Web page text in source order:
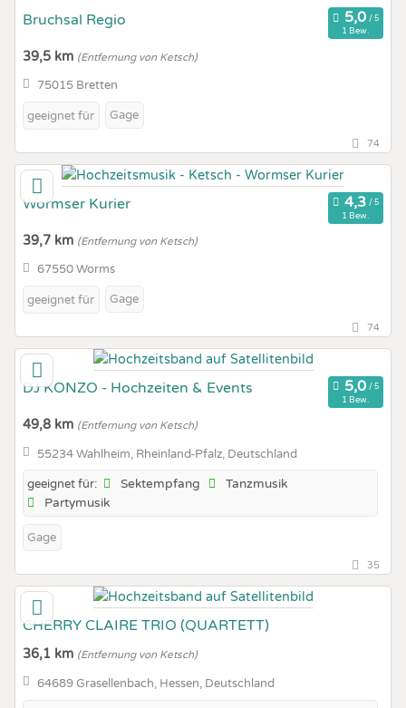
Bruchsal Regio
1 Bew.
39,5 km (Entfernung von Ketsch)
75015 Bretten
geeignet für Gage
74
Wormser Kurier
1 Bew.
39,7 km (Entfernung von Ketsch)
67550 Worms
geeignet für Gage
74
DJ KONZO - Hochzeiten & Events
1 Bew.
49,8 km (Entfernung von Ketsch)
55234 Wahlheim, Rheinland-Pfalz, Deutschland
geeignet für: Sektempfang
Tanzmusik
Partymusik
Gage
35
CHERRY CLAIRE TRIO (QUARTETT)
36,1 km (Entfernung von Ketsch)
64689 Grasellenbach, Hessen, Deutschland